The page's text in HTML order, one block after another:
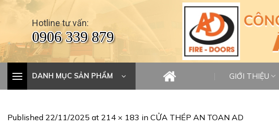
Hotline tư vấn:
0906 339 879
DANH MỤC SẢN PHẨM GIỚI THIỆU
Published 22/11/2025 at 214 × 183 in CỬA THÉP AN TOAN AD